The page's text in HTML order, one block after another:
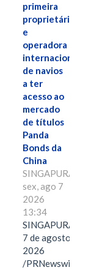
primeira
proprietária
e
operadora
internacional
de navios
a ter
acesso ao
mercado
de títulos
Panda
Bonds da
China
SINGAPURA,
sex, ago 7
2026
13:34
SINGAPURA,
7 de agosto de
2026
/PRNewswire/